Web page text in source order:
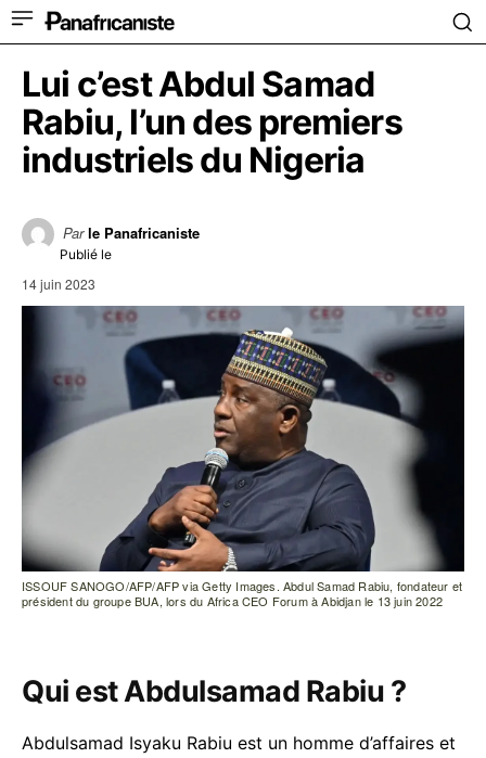
Lui c’est Abdul Samad
Rabiu, l’un des premiers
industriels du Nigeria
Par le Panafricaniste
Publié le
14 juin 2023
ISSOUF SANOGO/AFP/AFP via Getty Images. Abdul Samad Rabiu, fondateur et
président du groupe BUA, lors du Africa CEO Forum à Abidjan le 13 juin 2022
Qui est Abdulsamad Rabiu ?
Abdulsamad Isyaku Rabiu est un homme d’affaires et